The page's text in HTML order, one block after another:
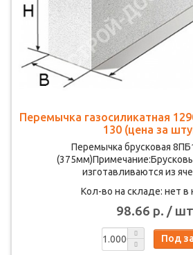
Перемычка газосиликатная
130 (цена за
Перемычка брусковая
изготавливаются из
Кол-во на складе: нет в
98.66 р. / шт
Под